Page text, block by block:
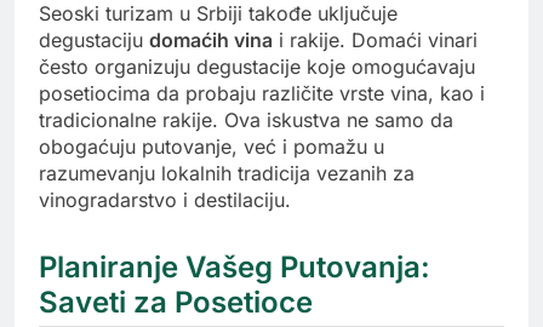
Seoski turizam u Srbiji takođe uključuje
degustaciju domaćih vina i rakije. Domaći vinari
često organizuju degustacije koje omogućavaju
posetiocima da probaju različite vrste vina, kao i
tradicionalne rakije. Ova iskustva ne samo da
obogaćuju putovanje, već i pomažu u
razumevanju lokalnih tradicija vezanih za
vinogradarstvo i destilaciju.
Planiranje Vašeg Putovanja:
Saveti za Posetioce